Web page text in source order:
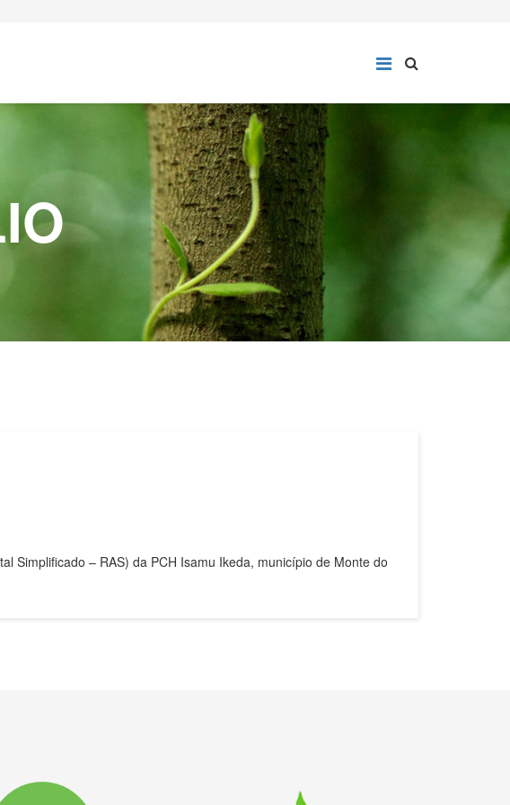
Simplificado – RAS) da PCH Isamu Ikeda, município de Monte do